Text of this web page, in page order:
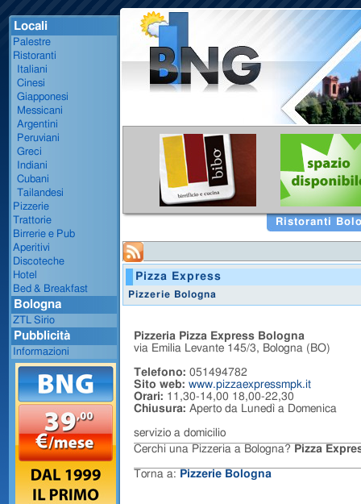
Pizza Express
Pizzerie Bologna
Pizzeria Pizza Express Bologna
via Emilia Levante 145/3, Bologna (BO)
Telefono: 051494782
Sito web: www.pizzaexpressmpk.it
Orari: 11,30-14,00 18,00-22,30
Chiusura: Aperto da Lunedì a Domenica
servizio a domicilio
Cerchi una Pizzeria a Bologna? Pizza
Torna a: Pizzerie Bologna
Locali
Palestre
Ristoranti
Italiani
Cinesi
Giapponesi
Messicani
Argentini
Peruviani
Greci
Indiani
Cubani
Tailandesi
Pizzerie
Trattorie
Birrerie e Pub
Aperitivi
Discoteche
Hotel
Bed & Breakfast
Bologna
ZTL Sirio
Pubblicità
Informazioni
Ristoranti